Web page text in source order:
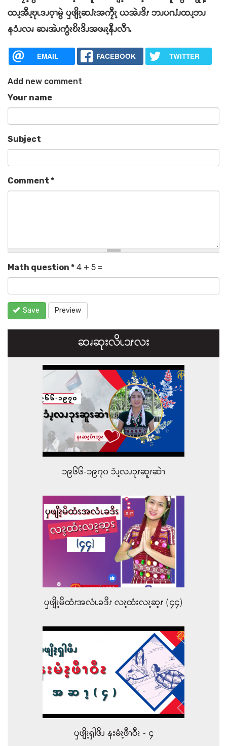
ထၪ့အီၪ့ဎုၬဒၪဝ့ၫမွဲ ၦဖျိၩ့ဆၨၩအကၠီၩ့ ယအဲၪဒိၭ ဘၪပဂၨၪထၪ့ဘၪ
နၥံၪလၧ ဆၧအဲၪကွံၩဎိၩဒိၪအဖၧၩ့နီၪလီၫႉ
EMAIL FACEBOOK TWITTER
Add new comment
Your name
Subject
Comment *
Math question * 4 + 5 =
Save Preview
ဆၧဆုးလိၬ၁ၭလး
၁၉၆၆-၁၉၇၀ ၥံၪ့လၪၥုၭဆူၭဆဲၫ
ၦဖျိၩ့မိထံၭအလံၬခဒိၭ လၩ့ထံးလၩ့ဆ့ၭ (၄၄)
ၦဖျိၩ့ၡါဖိၪ နးမံၩ့ဖီၫဝီၩ - ၄